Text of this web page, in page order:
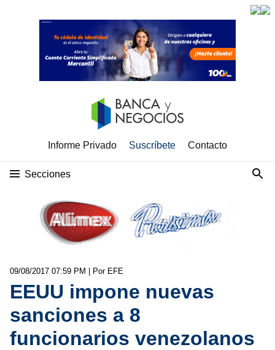
Informe Privado Suscríbete Contacto
Secciones
09/08/2017 07:59 PM | Por EFE
EEUU impone nuevas
sanciones a 8
funcionarios venezolanos